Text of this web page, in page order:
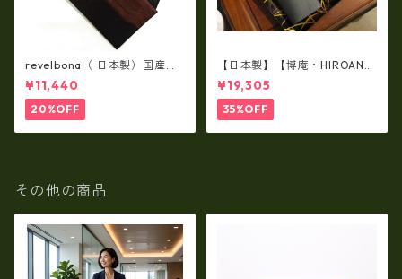
revelbona（ 日本製）国産牛
革製・お札入れ ロングウォ
レット rl-001
¥11,440
20%OFF
【日本製】【博庵・HIROAN】
最高級牛革（ボーテッド）札
入れ・長財布 ha-21535
¥19,305
35%OFF
その他の商品